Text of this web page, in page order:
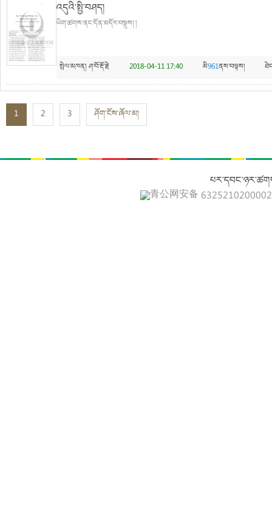
འདུའི་སྤྱི་བཤད།
ཡིག་ཚགས་ནང་དོན་མདོར་བསྡུས། །
སྤེལ་མཁན།ཤ་བོ་རྡོ་རྗེ 2018-04-11 17:40 མི961ནས་བལྟས།
1 2 3 ཤོག་ངོས་ཞོལ་མ།
青公网安备